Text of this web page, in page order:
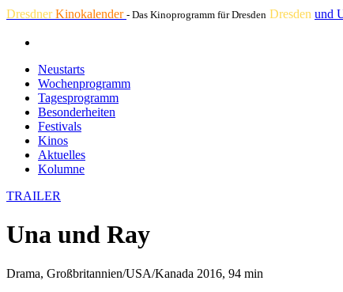
DresdnerKinokalender - Das Kinoprogramm für Dresden Dresden und
Neustarts
Wochenprogramm
Tagesprogramm
Besonderheiten
Festivals
Kinos
Aktuelles
Kolumne
TRAILER
Una und Ray
Drama, Großbritannien/USA/Kanada 2016, 94 min